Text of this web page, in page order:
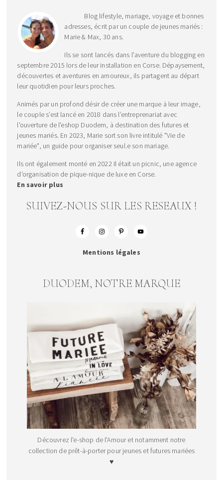
Blog lifestyle, mariage, voyage et bonnes
adresses, écrit par un couple de jeunes mariés :
Marie & Max, 30 ans.
Ils se sont lancés dans l'aventure du blogging en
septembre 2015 lors de leur installation en Corse. Dépaysement,
découvertes et aventures en amoureux, ils partagent au départ
leur quotidien pour leurs proches.
Animés par un profond désir de créer une marque à leur image,
le couple s’est lancé en 2018 dans l’entreprenariat avec
l'ouverture de l'eshop Duodem, à destination des futures et
jeunes mariés. En 2023, Marie sort son livre intitulé "Vie de
mariée", un guide pour organiser seul.e son mariage.
Ils ont également monté en 2022 Il était un picnic, une agence
d'organisation de pique-nique de luxe en Corse.
En savoir plus
SUIVEZ-NOUS SUR LES RESEAUX !
Mentions légales
DUODEM, NOTRE MARQUE
Découvrez l'e-shop de l'Amour et notamment notre
collection de prêt-à-porter pour jeunes et futures mariées
♥